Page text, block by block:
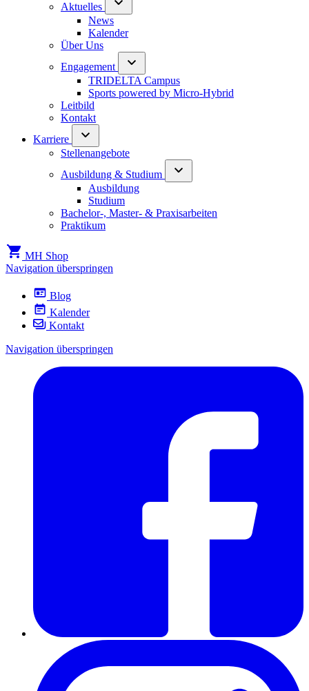
Aktuelles
News
Kalender
Über Uns
Engagement
TRIDELTA Campus
Sports powered by Micro-Hybrid
Leitbild
Kontakt
Karriere
Stellenangebote
Ausbildung & Studium
Ausbildung
Studium
Bachelor-, Master- & Praxisarbeiten
Praktikum
MH Shop
Navigation überspringen
Blog
Kalender
Kontakt
Navigation überspringen